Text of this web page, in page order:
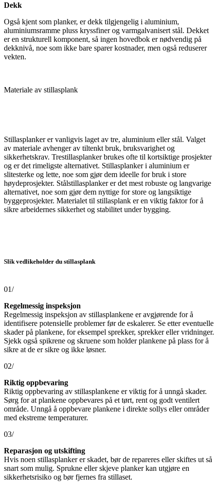
Dekk
Også kjent som planker, er dekk tilgjengelig i aluminium,
aluminiumsramme pluss kryssfiner og varmgalvanisert stål. Dekket
er en strukturell komponent, så ingen hovedbok er nødvendig på
dekknivå, noe som ikke bare sparer kostnader, men også reduserer
vekten.
Materiale av stillasplank
Stillasplanker er vanligvis laget av tre, aluminium eller stål. Valget
av materiale avhenger av tiltenkt bruk, bruksvarighet og
sikkerhetskrav. Trestillasplanker brukes ofte til kortsiktige prosjekter
og er det rimeligste alternativet. Stillasplanker i aluminium er
slitesterke og lette, noe som gjør dem ideelle for bruk i store
høydeprosjekter. Stålstillasplanker er det mest robuste og langvarige
alternativet, noe som gjør dem nyttige for store og langsiktige
byggeprosjekter. Materialet til stillasplank er en viktig faktor for å
sikre arbeidernes sikkerhet og stabilitet under bygging.
Slik vedlikeholder du stillasplank
01/
Regelmessig inspeksjon
Regelmessig inspeksjon av stillasplankene er avgjørende for å
identifisere potensielle problemer før de eskalerer. Se etter eventuelle
skader på plankene, for eksempel sprekker, sprekker eller vridninger.
Sjekk også spikrene og skruene som holder plankene på plass for å
sikre at de er sikre og ikke løsner.
02/
Riktig oppbevaring
Riktig oppbevaring av stillasplankene er viktig for å unngå skader.
Sørg for at plankene oppbevares på et tørt, rent og godt ventilert
område. Unngå å oppbevare plankene i direkte sollys eller områder
med ekstreme temperaturer.
03/
Reparasjon og utskifting
Hvis noen stillasplanker er skadet, bør de repareres eller skiftes ut så
snart som mulig. Sprukne eller skjeve planker kan utgjøre en
sikkerhetsrisiko og bør fjernes fra stillaset.